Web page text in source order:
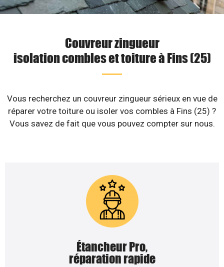
Couvreur zingueur
isolation combles et toiture à Fins (25)
Vous recherchez un couvreur zingueur sérieux en vue de
réparer votre toiture ou isoler vos combles à Fins (25) ?
Vous savez de fait que vous pouvez compter sur nous.
Étancheur Pro,
réparation rapide